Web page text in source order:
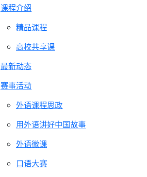
课程介绍
精品课程
高校共享课
最新动态
赛事活动
外语课程思政
用外语讲好中国故事
外语微课
口语大赛